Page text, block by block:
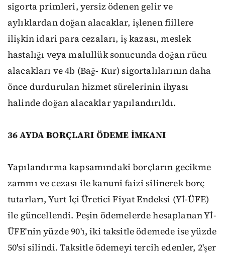
sigorta primleri, yersiz ödenen gelir ve
aylıklardan doğan alacaklar, işlenen fiillere
ilişkin idari para cezaları, iş kazası, meslek
hastalığı veya malullük sonucunda doğan rücu
alacakları ve 4b (Bağ- Kur) sigortalılarının daha
önce durdurulan hizmet sürelerinin ihyası
halinde doğan alacaklar yapılandırıldı.
36 AYDA BORÇLARI ÖDEME İMKANI
Yapılandırma kapsamındaki borçların gecikme
zammı ve cezası ile kanuni faizi silinerek borç
tutarları, Yurt İçi Üretici Fiyat Endeksi (Yİ-ÜFE)
ile güncellendi. Peşin ödemelerde hesaplanan Yİ-
ÜFE'nin yüzde 90'ı, iki taksitle ödemede ise yüzde
50'si silindi. Taksitle ödemeyi tercih edenler, 2'şer